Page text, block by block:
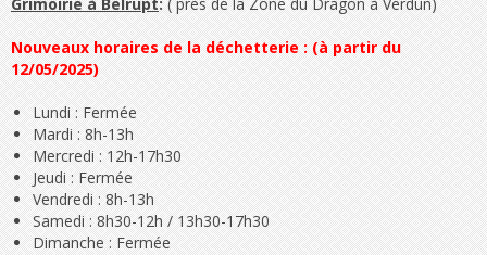
Grimoirieà Belrupt:( près de la Zone du Dragon à Verdun)
Nouveaux horaires de la déchetterie : (à partir du
12/05/2025)
Lundi : Fermée
Mardi : 8h-13h
Mercredi : 12h-17h30
Jeudi : Fermée
Vendredi : 8h-13h
Samedi : 8h30-12h / 13h30-17h30
Dimanche : Fermée